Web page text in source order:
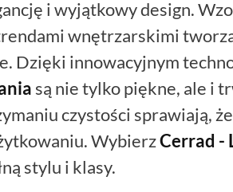
i wyjątkowy design.
wnętrzarskimi
Dzięki innowacyjnym
są nie tylko piękne, ale i
czystości sprawiają,
WybierzCerrad -
stylu i klasy.